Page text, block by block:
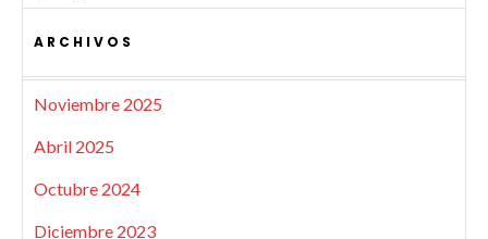
ARCHIVOS
Noviembre 2025
Abril 2025
Octubre 2024
Diciembre 2023